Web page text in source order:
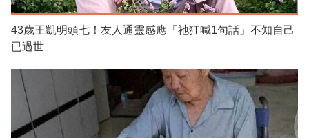
43歲王凱明頭七！友人通靈感應「祂狂喊1句話」不知自己
已過世